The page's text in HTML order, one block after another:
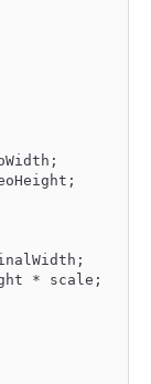
;
;
* scale;